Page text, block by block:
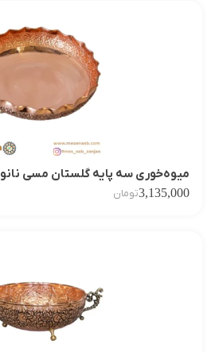
میوه‌خوری سه پایه گلستان مسی نانو
3,135,000تومان